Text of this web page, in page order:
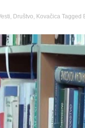
Društvo Kovačica Tagged